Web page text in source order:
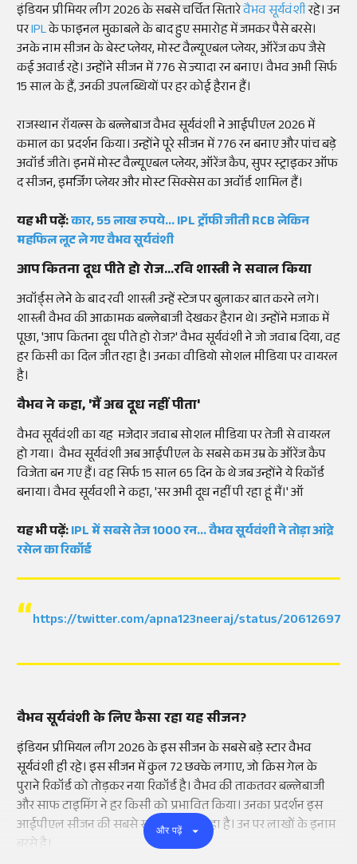
इंडियन प्रीमियर लीग 2026 के सबसे चर्चित सितारेवैभव सूर्यवंशीरहे। उन
परIPLके फाइनल मुकाबले के बाद हुए समारोह में जमकर पैसे बरसे।
उनके नाम सीजन के बेस्ट प्लेयर, मोस्ट वैल्यूएबल प्लेयर, ऑरेंज कप जैसे
कई अवार्ड रहे। उन्होंने सीजन में 776 से ज्यादा रन बनाए। वैभव अभी सिर्फ
15 साल के हैं, उनकी उपलब्धियों पर हर कोई हैरान हैं।
राजस्थान रॉयल्स के बल्लेबाज वैभव सूर्यवंशी ने आईपीएल 2026 में
कमाल का प्रदर्शन किया। उन्होंने पूरे सीजन में 776 रन बनाए और पांच बड़े
अवॉर्ड जीते। इनमें मोस्ट वैल्यूएबल प्लेयर, ऑरेंज कैप, सुपर स्ट्राइकर ऑफ
द सीजन, इमर्जिंग प्लेयर और मोस्ट सिक्सेस का अवॉर्ड शामिल हैं।
यह भी पढ़ें:कार, 55 लाख रुपये... IPL ट्रॉफी जीती RCB लेकिन
महफिल लूट ले गए वैभव सूर्यवंशी
आप कितना दूध पीते हो रोज...रवि शास्त्री ने सवाल किया
अवॉर्ड्स लेने के बाद रवी शास्त्री उन्हें स्टेज पर बुलाकर बात करने लगे।
शास्त्री वैभव की आक्रामक बल्लेबाजी देखकर हैरान थे। उन्होंने मजाक में
पूछा, 'आप कितना दूध पीते हो रोज?' वैभव सूर्यवंशी ने जो जवाब दिया, वह
हर किसी का दिल जीत रहा है। उनका वीडियो सोशल मीडिया पर वायरल
है।
वैभव ने कहा, 'मैं अब दूध नहीं पीता'
वैभव सूर्यवंशी का यह मजेदार जवाब सोशल मीडिया पर तेजी से वायरल
हो गया। वैभव सूर्यवंशी अब आईपीएल के सबसे कम उम्र के ऑरेंज कैप
विजेता बन गए हैं। वह सिर्फ 15 साल 65 दिन के थे जब उन्होंने ये रिकॉर्ड
बनाया। वैभव सूर्यवशी ने कहा, 'सर अभी दूध नहीं पी रहा हूं मैं।' ऑ
यह भी पढ़ें:IPL में सबसे तेज 1000 रन... वैभव सूर्यवंशी ने तोड़ा आंद्रे
रसेल का रिकॉर्ड
https://twitter.com/apna123neeraj/status/
वैभव सूर्यवंशी के लिए कैसा रहा यह सीजन?
इंडियन प्रीमियल लीग 2026 के इस सीजन के सबसे बड़े स्टार वैभव
सूर्यवंशी ही रहे। इस सीजन में कुल 72 छक्के लगाए, जो क्रिस गेल के
पुराने रिकॉर्ड को तोड़कर नया रिकॉर्ड है। वैभव की ताकतवर बल्लेबाजी
और साफ टाइमिंग ने हर किसी को प्रभावित किया। उनका प्रदर्शन इस
आईपीएल सीजन की सबसे सफल प्रदर्शन रहा है। उन पर लाखों के इनाम
बरसे है।
और पढ़ें